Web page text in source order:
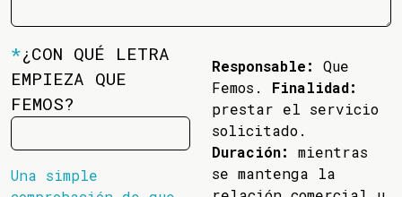
*¿CON QUÉ LETRA
EMPIEZA QUE
FEMOS?
Una simple
Responsable:
Que
Femos. Finalidad:
prestar el servicio
solicitado.
Duración:
mientras
se mantenga la